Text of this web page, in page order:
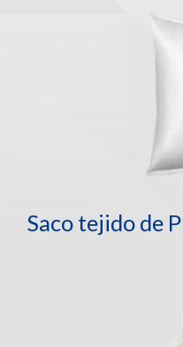
Saco tejido de